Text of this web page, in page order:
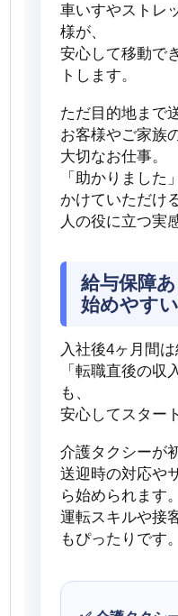
車いすやストレ
様が、
安心して移動で
トします。
ただ目的地まで
お客様やご家族
大切なお仕事。
「助かりました
かけていただけ
人の役に立つ実
給与保障
始めやすい
入社後4ヶ月間は
「転職直後の
も、
安心してスター
介護タクシーが
送迎時の対応や
ら始められます。
運転スキルや接
もぴったりです。